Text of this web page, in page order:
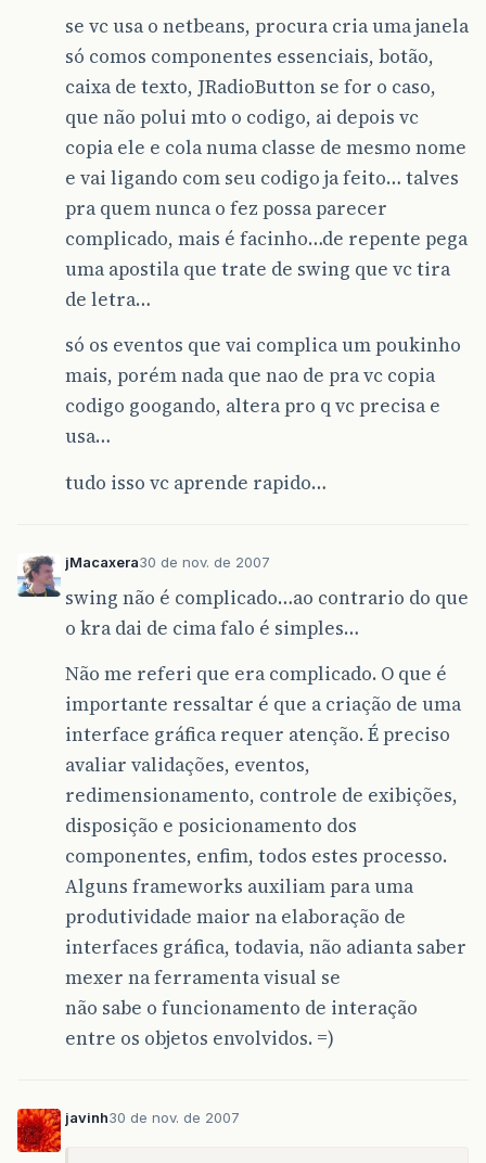
se vc usa o netbeans, procura cria uma janela
só comos componentes essenciais, botão,
caixa de texto, JRadioButton se for o caso,
que não polui mto o codigo, ai depois vc
copia ele e cola numa classe de mesmo nome
e vai ligando com seu codigo ja feito… talves
pra quem nunca o fez possa parecer
complicado, mais é facinho…de repente pega
uma apostila que trate de swing que vc tira
de letra…
só os eventos que vai complica um poukinho
mais, porém nada que nao de pra vc copia
codigo googando, altera pro q vc precisa e
usa…
tudo isso vc aprende rapido…
jMacaxera30 de nov. de 2007
swing não é complicado…ao contrario do que
o kra dai de cima falo é simples…
Não me referi que era complicado. O que é
importante ressaltar é que a criação de uma
interface gráfica requer atenção. É preciso
avaliar validações, eventos,
redimensionamento, controle de exibições,
disposição e posicionamento dos
componentes, enfim, todos estes processo.
Alguns frameworks auxiliam para uma
produtividade maior na elaboração de
interfaces gráfica, todavia, não adianta saber
mexer na ferramenta visual se
não sabe o funcionamento de interação
entre os objetos envolvidos. =)
javinh30 de nov. de 2007